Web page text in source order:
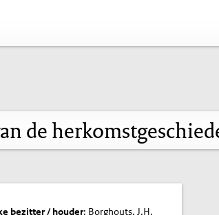
de
bezitter / houder: Borghouts, J.H.